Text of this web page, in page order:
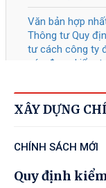
05/08/2026
/QĐ-TTg
05/08/2026
XÂY DỰNG
CHÍNH SÁCH MỚI
Quy định